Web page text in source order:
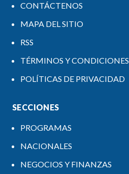
CONTÁCTENOS
MAPA DEL SITIO
RSS
TÉRMINOS Y CONDICIONES
POLÍTICAS DE PRIVACIDAD
SECCIONES
PROGRAMAS
NACIONALES
NEGOCIOS Y FINANZAS